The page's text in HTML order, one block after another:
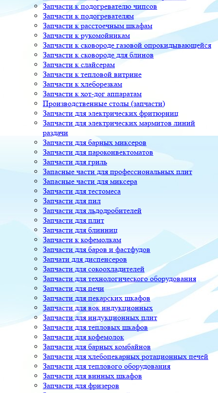
Запчасти к подогревателю чипсов
Запчасти к подогревателям
Запчасти к расстоечным шкафам
Запчасти к рукомойникам
Запчасти к сковороде газовой опрокидывающейся
Запчасти к сковороде для блинов
Запчасти к слайсерам
Запчасти к тепловой витрине
Запчасти к хлеборезкам
Запчасти к хот-дог аппаратам
Производственные столы (запчасти)
Запчасти для электрических фритюрниц
Запчасти для электрических мармитов линий
раздачи
Запчасти для барных миксеров
Запчасти для пароконвектоматов
Запчасти для гриль
Запасные части для профессиональных плит
Запасные части для миксера
Запчасти для тестомеса
Запчасти для пил
Запчасти для льдодробителей
Запчасти для плит
Запчасти для блинниц
Запчасти к кофемолкам
Запчасти для баров и фастфудов
Запчати для диспенсеров
Запчасти для сокоохладителей
Запчасти для технологического оборудования
Запчасти для печи
Запчасти для пекарских шкафов
Запчасти для вок индукционных
Запчасти для индукционных плит
Запчасти для тепловых шкафов
Запчасти для кофемолок
Запчасти для барных комбайнов
Запчасти для хлебопекарных ротационных печей
Запчасти для теплового оборудования
Запчасти для винных шкафов
Запчасти для фризеров